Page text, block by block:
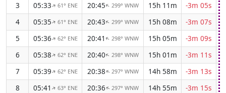
3
05:33↑ 61° ENE 20:45↑ 299° WNW 15h 11m
-3m 05s
4
05:35↑ 61° ENE 20:43↑ 299° WNW 15h 08m
-3m 07s
5
05:36↑ 62° ENE 20:41 ↑ 298° WNW 15h 05m
-3m 09s
6
05:38↑ 62° ENE 20:40↑ 298° WNW 15h 01m
-3m 11s
7
05:39↑ 62° ENE 20:38↑ 297° WNW 14h 58m
-3m 13s
8
05:41 ↑ 63° ENE 20:36↑ 297° WNW 14h 55m
-3m 15s